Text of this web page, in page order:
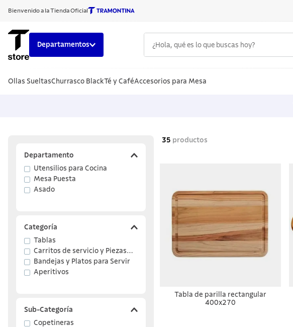
Bienvenido a la Tienda Oficial
Departamentos
Ollas SueltasChurrasco BlackTé y CaféAccesorios para Mesa
Departamento
Utensilios para Cocina
Mesa Puesta
Asado
Categoría
Tablas
Carritos de servicio y Piezas
para Servir
Bandejas y Platos para Servir
Aperitivos
Sub-Categoría
Copetineras
35 productos
Tabla de parilla rectangular
400x270
1.
cuchillos
4
7.
442
8.
solar
9.
cuchillo
10. termo